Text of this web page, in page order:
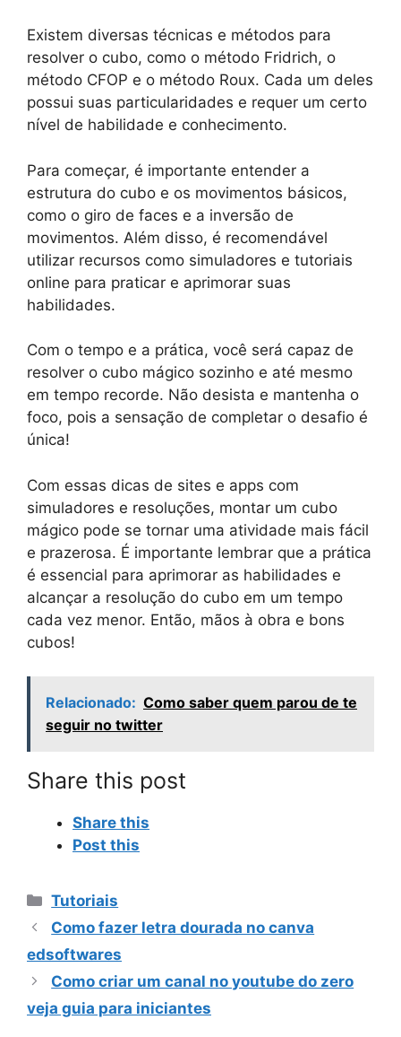
Existem diversas técnicas e métodos para
resolver o cubo, como o método Fridrich, o
método CFOP e o método Roux. Cada um deles
possui suas particularidades e requer um certo
nível de habilidade e conhecimento.
Para começar, é importante entender a
estrutura do cubo e os movimentos básicos,
como o giro de faces e a inversão de
movimentos. Além disso, é recomendável
utilizar recursos como simuladores e tutoriais
online para praticar e aprimorar suas
habilidades.
Com o tempo e a prática, você será capaz de
resolver o cubo mágico sozinho e até mesmo
em tempo recorde. Não desista e mantenha o
foco, pois a sensação de completar o desafio é
única!
Com essas dicas de sites e apps com
simuladores e resoluções, montar um cubo
mágico pode se tornar uma atividade mais fácil
e prazerosa. É importante lembrar que a prática
é essencial para aprimorar as habilidades e
alcançar a resolução do cubo em um tempo
cada vez menor. Então, mãos à obra e bons
cubos!
Relacionado: Como saber quem parou de te
seguir no twitter
Share this post
Share this
Post this
Categorias
Tutoriais
Como fazer letra dourada no canva
edsoftwares
Como criar um canal no youtube do zero
veja guia para iniciantes